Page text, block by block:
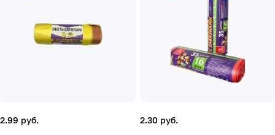
2.99 руб. 2.30 руб.